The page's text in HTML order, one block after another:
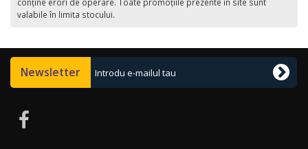
conţine erori de operare. Toate promoţiile prezente în site sunt
valabile în limita stocului.
Newsletter